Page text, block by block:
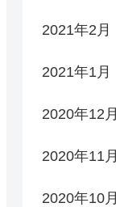
2021年2月
2021年1月
2020年12月
2020年11月
2020年10月